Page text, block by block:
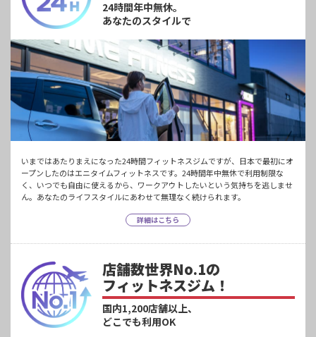
24時間年中無休。
あなたのスタイルで
いまではあたりまえになった24時間フィットネスジムですが、日本で最初にオ
ープンしたのはエニタイムフィットネスです。24時間年中無休で利用制限な
く、いつでも自由に使えるから、ワークアウトしたいという気持ちを逃しませ
ん。あなたのライフスタイルにあわせて無理なく続けられます。
詳細はこちら
店舗数世界No.1の
フィットネスジム！
国内1,200店舗以上、
どこでも利用OK